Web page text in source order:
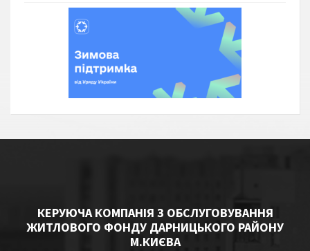
КЕРУЮЧА КОМПАНІЯ З ОБСЛУГОВУВАННЯ
ЖИТЛОВОГО ФОНДУ ДАРНИЦЬКОГО РАЙОНУ
М.КИЄВА